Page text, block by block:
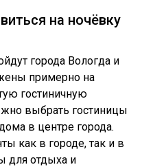
на ночёвку
города Вологда и
примерно на
гостиничную
выбрать гостиницы
в центре города.
как в городе, так и в
для отдыха и